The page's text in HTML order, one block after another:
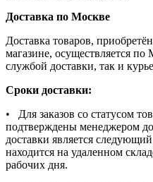
Доставка по Москве
Доставка товаров,
магазине, осуществляется по
службой доставки, так и
Сроки доставки:
• Для заказов со статусом
подтверждены менеджером
доставки является
находится на удаленном
рабочих дня.